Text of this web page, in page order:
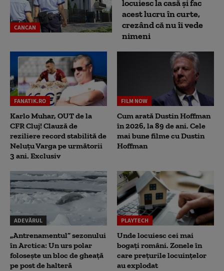
CANCAN
locuiesc la casă și fac
acest lucru în curte,
crezând că nu îi vede
nimeni
FANATIK.RO
Karlo Muhar, OUT de la
CFR Cluj! Clauză de
reziliere record stabilită de
Neluțu Varga pe următorii
3 ani. Exclusiv
FILM NOW
Cum arată Dustin Hoffman
în 2026, la 89 de ani. Cele
mai bune filme cu Dustin
Hoffman
ADEVĂRUL
„Antrenamentul” sezonului
în Arctica: Un urs polar
folosește un bloc de gheață
pe post de halteră
PLAYTECH
Unde locuiesc cei mai
bogați români. Zonele în
care prețurile locuințelor
au explodat